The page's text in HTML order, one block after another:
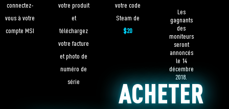
connectez-
vous à votre
compte MSI
votre produit
et
téléchargez
votre facture
et photo de
numéro de
série
votre code
Steam de
$20
Les
gagnants
des
moniteurs
seront
annoncés
le 14
décembre
2018.
ACHETER